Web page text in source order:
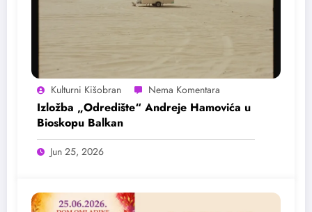
Kulturni Kišobran
Izložba „Odredište“ Andreje Hamovića u
Bioskopu Balkan
Jun 25, 2026